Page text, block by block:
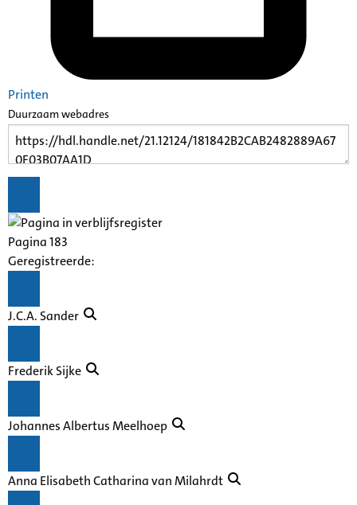
Printen
Duurzaam webadres
Pagina 183
Geregistreerde:
J.C.A. Sander
Frederik Sijke
Johannes Albertus Meelhoep
Anna Elisabeth Catharina van Milahrdt